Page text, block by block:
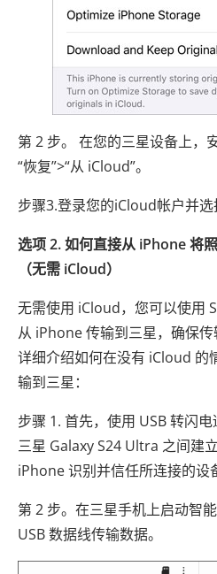
第 2 步。 在您的三星设备上，
“恢复”>“从 iCloud”。
步骤3.登录您的iCloud帐户并选
选项 2. 如何直接从 iPhone 将
（无需 iCloud）
无需使用 iCloud，您可以使用
从 iPhone 传输到三星，确保
详细介绍如何在没有 iCloud 的
输到三星：
步骤 1. 首先，使用 USB 转闪
三星 Galaxy S24 Ultra 之间建
iPhone 识别并信任所连接的设
第 2 步。在三星手机上启动智
USB 数据线传输数据。